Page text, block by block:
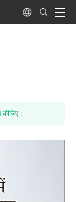
Language
Search
Submit
कीजिए।